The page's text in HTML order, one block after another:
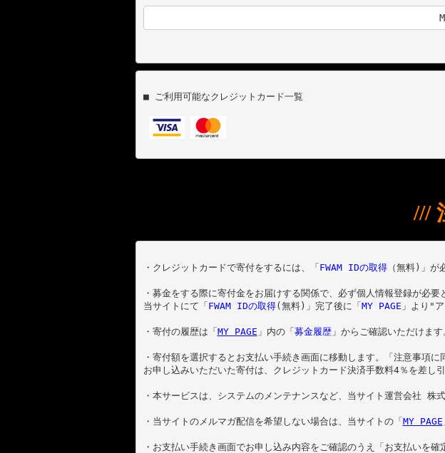
■ ご利用可能なクレジットカード一覧
///
・クレジットカードで寄付をするには、「 FWAM IDの取得（無料)」が
・募金をする際に寄付金をお届けする関係で、必ず個人情報登録が必要
当サイトにて「 FWAM IDの取得(無料)」完了後に「 MY PAGE 」より"
・寄付の履歴は「 MY PAGE 」内の「 募金履歴」からご確認いただけます
・寄付額を選択するとお支払い手続き画面に移動します。「注意事項
お申し込みいただいた寄付は、クレジットカード決済手数料4％を差し
・本サービスは、システムのメンテナンスなど、当サイト運営会社 株
・当サイトのメルマガ配信を希望しない場合は、当サイトの「 MY PAGE
・お支払い手続き画面でお申し込み内容をご確認のうえ「お支払いを